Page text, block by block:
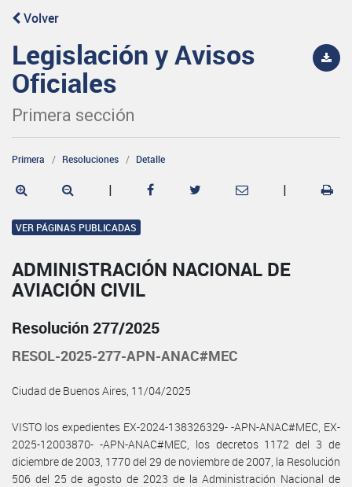
Volver
Legislación y Avisos
Oficiales
Primera sección
Primera Resoluciones Detalle
| |
VER PÁGINAS PUBLICADAS
ADMINISTRACIÓN NACIONAL DE
AVIACIÓN CIVIL
Resolución 277/2025
RESOL-2025-277-APN-ANAC#MEC
Ciudad de Buenos Aires, 11/04/2025
VISTO los expedientes EX-2024-138326329- -APN-ANAC#MEC, EX-
2025-12003870- -APN-ANAC#MEC, los decretos 1172 del 3 de
diciembre de 2003, 1770 del 29 de noviembre de 2007, la Resolución
506 del 25 de agosto de 2023 de la Administración Nacional de